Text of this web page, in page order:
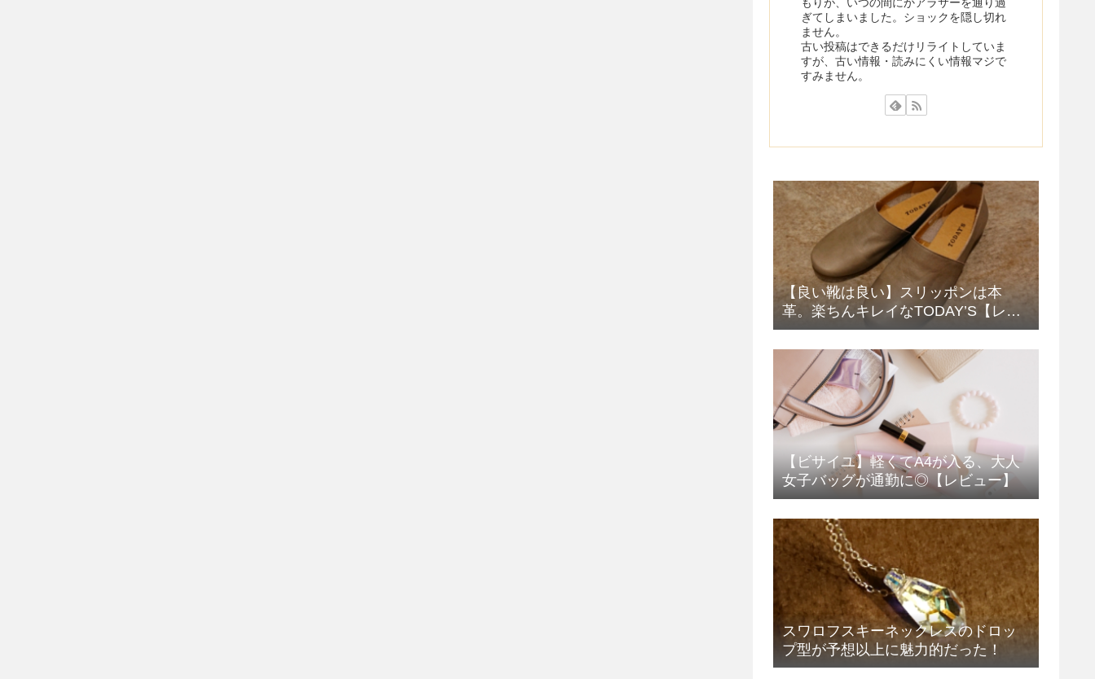
もりが、いつの間にかアラサーを通り過
ぎてしまいました。ショックを隠し切れ
ません。
古い投稿はできるだけリライトしていま
すが、古い情報・読みにくい情報マジで
すみません。
【良い靴は良い】スリッポンは本
革。楽ちんキレイなTODAY’S【レデ
ィース】
【ビサイユ】軽くてA4が入る、大人
女子バッグが通勤に◎【レビュー】
スワロフスキーネックレスのドロッ
プ型が予想以上に魅力的だった！